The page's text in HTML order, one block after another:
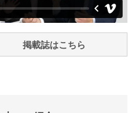
掲載誌はこちら